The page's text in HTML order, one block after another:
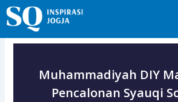
Skip
to
content
Muhammadiyah DIY
Pencalonan Syauqi